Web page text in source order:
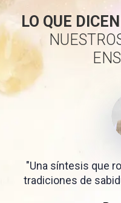
LO QUE
"Una síntesis que
tradiciones de